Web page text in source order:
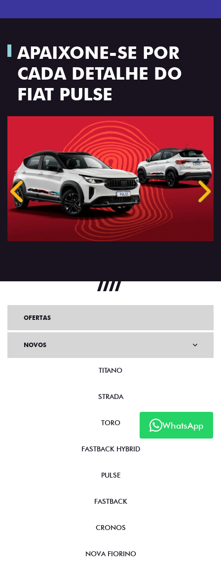
APAIXONE-SE POR
CADA DETALHE DO
FIAT PULSE
Anterior
WhatsApp
OFERTAS
NOVOS
TITANO
STRADA
TORO
FASTBACK HYBRID
PULSE
FASTBACK
CRONOS
NOVA FIORINO